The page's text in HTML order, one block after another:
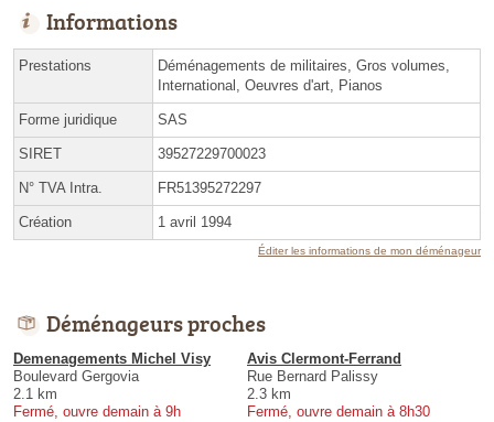
Informations
Prestations
Déménagements de militaires, Gros volumes,
International, Oeuvres d'art, Pianos
Forme juridique SAS
SIRET 39527229700023
N° TVA Intra. FR51395272297
Création 1 avril 1994
Éditer les informations de mon déménageur
Déménageurs proches
Demenagements Michel Visy
Boulevard Gergovia
2.1 km
Fermé, ouvre demain à 9h
Avis Clermont-Ferrand
Rue Bernard Palissy
2.3 km
Fermé, ouvre demain à 8h30